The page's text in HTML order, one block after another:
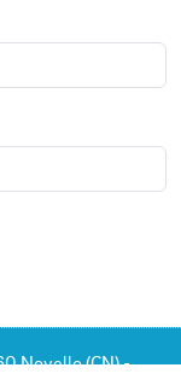
Novello (CN) -